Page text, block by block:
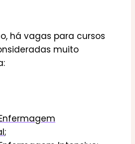
há vagas para cursos
muito
;